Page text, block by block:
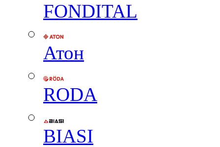
FONDITAL
Атон
RODA
BIASI